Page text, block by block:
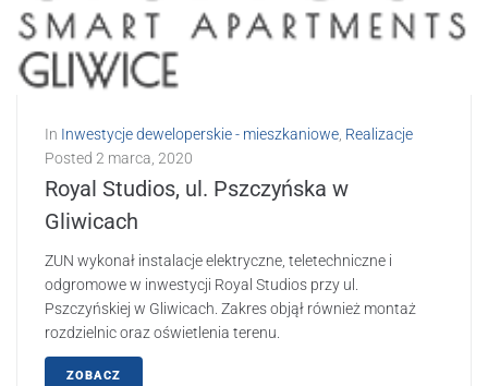
In Inwestycje deweloperskie - mieszkaniowe Realizacje
Posted 2 marca, 2020
Royal Studios, ul. Pszczyńska w
Gliwicach
ZUN wykonał instalacje elektryczne, teletechniczne i
odgromowe w inwestycji Royal Studios przy ul.
Pszczyńskiej w Gliwicach. Zakres objął również montaż
rozdzielnic oraz oświetlenia terenu.
ZOBACZ